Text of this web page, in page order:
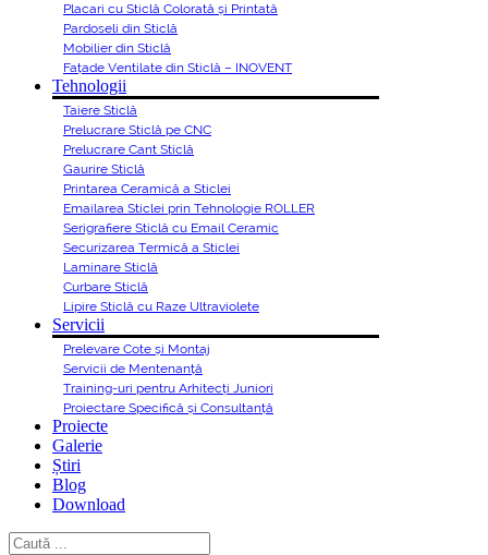
Placari cu Sticlă Colorată și Printată
Pardoseli din Sticlă
Mobilier din Sticlă
Fațade Ventilate din Sticlă – INOVENT
Tehnologii
Taiere Sticlă
Prelucrare Sticlă pe CNC
Prelucrare Cant Sticlă
Gaurire Sticlă
Printarea Ceramică a Sticlei
Emailarea Sticlei prin Tehnologie ROLLER
Serigrafiere Sticlă cu Email Ceramic
Securizarea Termică a Sticlei
Laminare Sticlă
Curbare Sticlă
Lipire Sticlă cu Raze Ultraviolete
Servicii
Prelevare Cote și Montaj
Servicii de Mentenanță
Training-uri pentru Arhitecți Juniori
Proiectare Specifică și Consultanță
Proiecte
Galerie
Știri
Blog
Download